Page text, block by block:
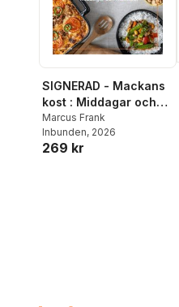
SIGNERAD - Mackans
kost : Middagar och
matlådor
Marcus Frank
Inbunden, 2026
269 kr